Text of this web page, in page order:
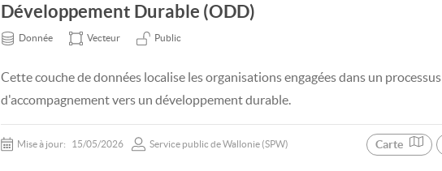
Développement Durable (ODD)
Donnée Vecteur Public
Cette couche de données localise les organisations engagées dans un processus
d'accompagnement vers un développement durable.
Mise à jour: 15/05/2026 Service public de Wallonie (SPW) Carte